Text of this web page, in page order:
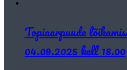
Topiaarpuude
04.09.2025 kell 18.00